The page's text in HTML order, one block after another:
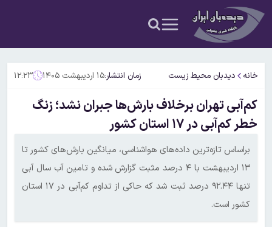
خانه دیدبان محیط زیست زمان انتشار:۱۵ اردیبهشت ۱۴۰۵ ۱۲:۲۳
کم‌آبی تهران برخلاف بارش‌ها جبران نشد؛ زنگ
خطر کم‌آبی در ۱۷ استان کشور
براساس تازه‌ترین داده‌های هواشناسی، میانگین بارش‌های کشور تا
۱۳ اردیبهشت‌ با ۴ درصد مثبت گزارش شده و تامین آب سال آبی
تنها ۹۲.۴۴ درصد ثبت شد که حاکی از تداوم کم‌آبی در ۱۷ استان
کشور است.